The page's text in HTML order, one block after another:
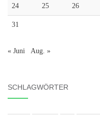
24 25 26
31
« Juni Aug. »
SCHLAGWÖRTER